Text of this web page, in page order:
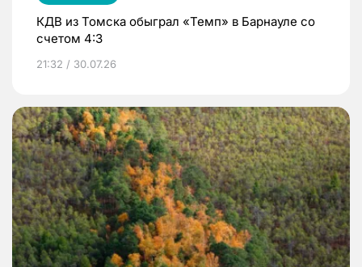
КДВ из Томска обыграл «Темп» в Барнауле со
счетом 4:3
21:32 / 30.07.26